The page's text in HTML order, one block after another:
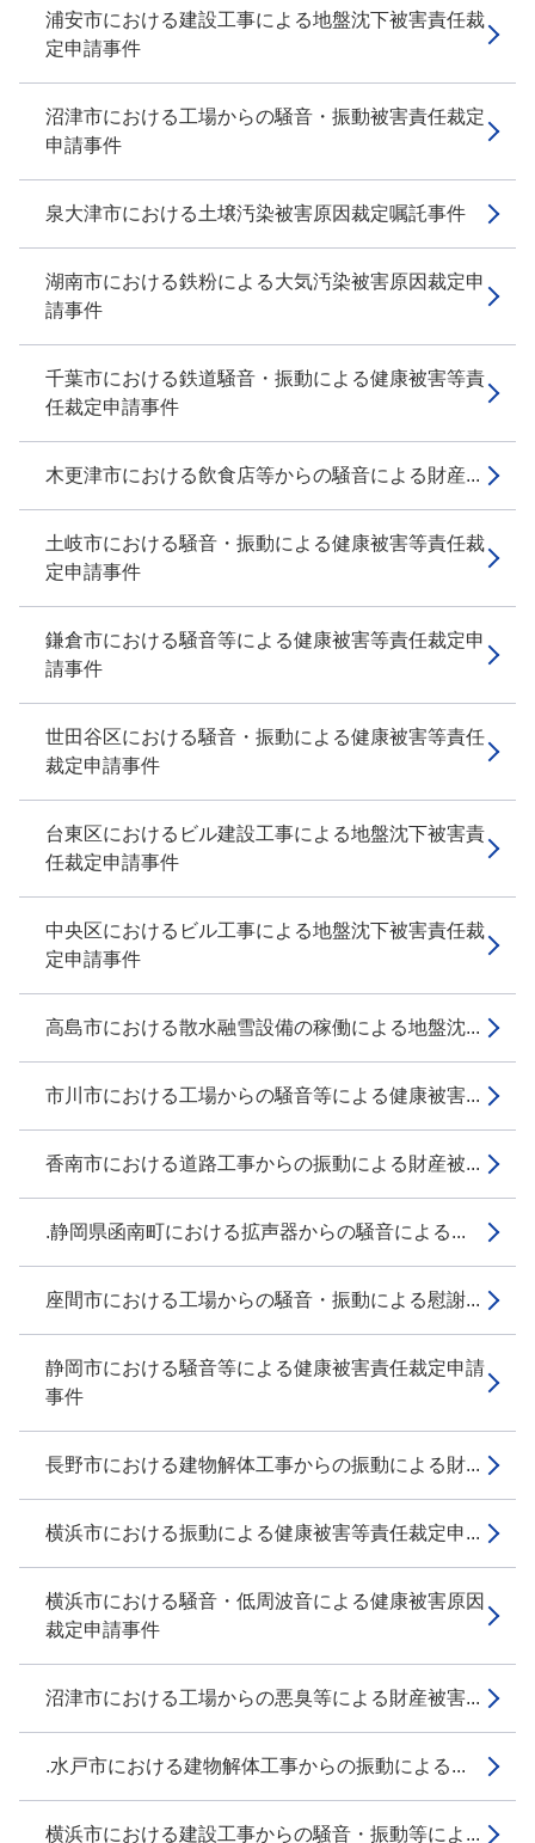
浦安市における建設工事による地盤沈下被害責任裁
定申請事件
沼津市における工場からの騒音・振動被害責任裁定
申請事件
泉大津市における土壌汚染被害原因裁定嘱託事件
湖南市における鉄粉による大気汚染被害原因裁定申
請事件
千葉市における鉄道騒音・振動による健康被害等責
任裁定申請事件
木更津市における飲食店等からの騒音による財産...
土岐市における騒音・振動による健康被害等責任裁
定申請事件
鎌倉市における騒音等による健康被害等責任裁定申
請事件
世田谷区における騒音・振動による健康被害等責任
裁定申請事件
台東区におけるビル建設工事による地盤沈下被害責
任裁定申請事件
中央区におけるビル工事による地盤沈下被害責任裁
定申請事件
高島市における散水融雪設備の稼働による地盤沈...
市川市における工場からの騒音等による健康被害...
香南市における道路工事からの振動による財産被...
.静岡県函南町における拡声器からの騒音による...
座間市における工場からの騒音・振動による慰謝...
静岡市における騒音等による健康被害責任裁定申請
事件
長野市における建物解体工事からの振動による財...
横浜市における振動による健康被害等責任裁定申...
横浜市における騒音・低周波音による健康被害原因
裁定申請事件
沼津市における工場からの悪臭等による財産被害...
.水戸市における建物解体工事からの振動による...
横浜市における建設工事からの騒音・振動等によ...